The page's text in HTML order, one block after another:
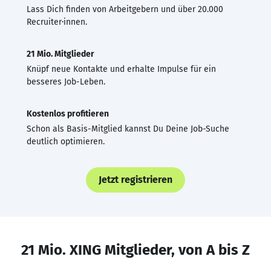
Lass Dich finden von Arbeitgebern und über 20.000
Recruiter·innen.
21 Mio. Mitglieder
Knüpf neue Kontakte und erhalte Impulse für ein
besseres Job-Leben.
Kostenlos profitieren
Schon als Basis-Mitglied kannst Du Deine Job-Suche
deutlich optimieren.
Jetzt registrieren
21 Mio. XING Mitglieder, von A bis Z